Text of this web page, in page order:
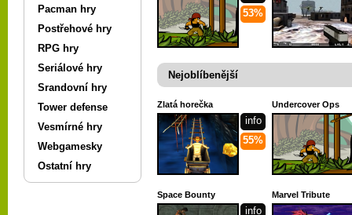
Pacman hry
Postřehové hry
RPG hry
Seriálové hry
Srandovní hry
Tower defense
Vesmírné hry
Webgamesky
Ostatní hry
53%
Nejoblíbenější
Zlatá horečka
info
55%
Undercover Ops
Space Bounty
info
Marvel Tribute